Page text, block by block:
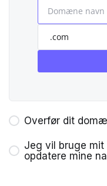
Overfør dit
Jeg vil bruge
opdatere mine